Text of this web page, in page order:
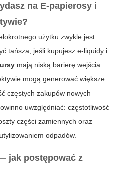
na E-papierosy i
użytku zwykle jest
tańsza, jeśli kupujesz e-liquidy i
ursy mają niską barierę wejścia
mogą generować większe
częstych zakupów nowych
uwzględniać: częstotliwość
części zamiennych oraz
odpadów.
jak postępować z